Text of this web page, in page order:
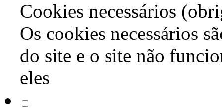
Cookies necessários
Os cookies necessários
do site e o site não
eles